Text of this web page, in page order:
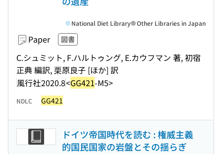
Paper 図書
C.シュミット, F.ハルトゥング, E.カウフマン 著, 初宿
正典 編訳, 栗原良子 [ほか] 訳
風行社2020.8<GG421-M5>
National Diet Library Other Libraries in Japan
NDLC GG421
ドイツ帝国時代を読む : 権威主義
的国民国家の岩盤とその揺らぎ